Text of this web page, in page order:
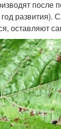
после
развития).
оставляют